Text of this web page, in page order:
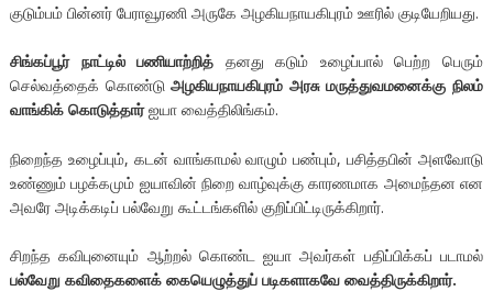
குடும்பம் பின்னர் பேராவூரணி அருகே அழகியநாயகிபுரம் ஊரில் குடியேறியது.
சிங்கப்பூர் நாட்டில் பணியாற்றித் தனது கடும் உழைப்பால் பெற்ற பெரும்
செல்வத்தைக் கொண்டுஅழகியநாயகிபுரம் அரசு மருத்துவமனைக்கு நிலம்
வாங்கிக் கொடுத்தார்ஐயா வைத்திலிங்கம்.
நிறைந்த உழைப்பும், கடன் வாங்காமல் வாழும் பண்பும், பசித்தபின் அளவோடு
உண்ணும் பழக்கமும் ஐயாவின் நிறை வாழ்வுக்கு காரணமாக அமைந்தன என
அவரே அடிக்கடிப் பல்வேறு கூட்டங்களில் குறிப்பிட்டிருக்கிறார்.
சிறந்த கவிபுனையும் ஆற்றல் கொண்ட ஐயா அவர்கள் பதிப்பிக்கப் படாமல்
பல்வேறு கவிதைகளைக் கையெழுத்துப் படிகளாகவே வைத்திருக்கிறார்.